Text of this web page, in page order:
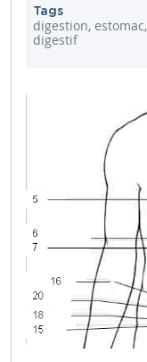
Tags
digestion,
digestif